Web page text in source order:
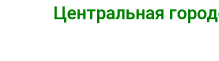
Центральная